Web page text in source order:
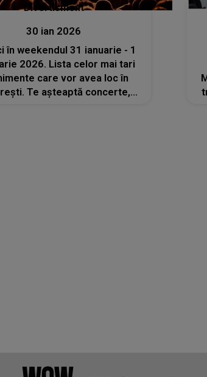
Divertisment
30 ian 2026
în weekendul 31 ianuarie - 1
2026. Lista celor mai tari
care vor avea loc în
Te așteaptă concerte,